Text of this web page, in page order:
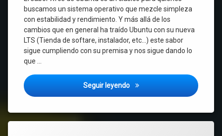
buscamos un sistema operativo que mezcle simpleza
con estabilidad y rendimiento. Y más allá de los
cambios que en general ha traído Ubuntu con su nueva
LTS (Tienda de softare, instalador, etc…) este sabor
sigue cumpliendo con su premisa y nos sigue dando lo
que …
Seguir leyendo Xubuntu 24.04.1 – Una